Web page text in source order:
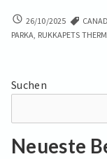
AUCH
IM
STILVOLL:
FÜR
26/10/2025
PARKA, RUKKAPETS
Suchen
Neueste